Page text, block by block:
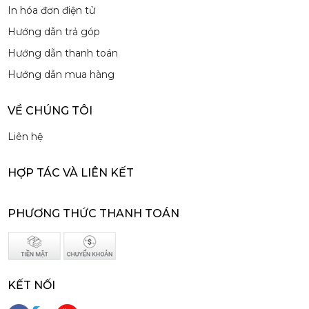
202,000
215,000 đ
In hóa đơn điện tử
Hướng dẫn trả góp
Hướng dẫn thanh toán
Hướng dẫn mua hàng
VỀ CHÚNG TÔI
Liên hệ
HỢP TÁC VÀ LIÊN KẾT
PHƯƠNG THỨC THANH TOÁN
KẾT NỐI